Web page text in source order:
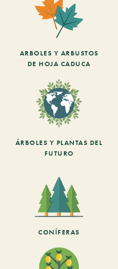
ARBOLES Y ARBUSTOS
DE HOJA CADUCA
ÁRBOLES Y PLANTAS DEL
FUTURO
CONÍFERAS